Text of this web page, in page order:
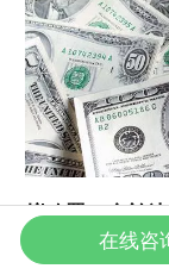
拟购置20台兰
在线咨